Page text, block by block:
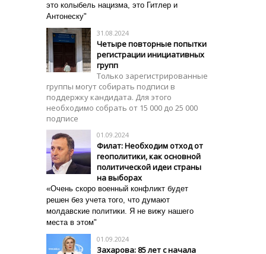
это колыбель нацизма, это Гитлер и
Антонеску"
31.08.2024
Четыре повторные попытки
регистрации инициативных
групп
Только зарегистрированные
группы могут собирать подписи в
поддержку кандидата. Для этого
необходимо собрать от 15 000 до 25 000
подписе
01.09.2024
Филат: Необходим отход от
геополитики, как основной
политической идеи страны
на выборах
«Очень скоро военный конфликт будет
решен без учета того, что думают
молдавские политики. Я не вижу нашего
места в этом"
01.09.2024
Захарова: 85 лет с начала